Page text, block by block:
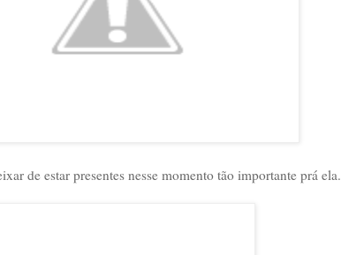
de estar presentes nesse momento tão importante prá ela.